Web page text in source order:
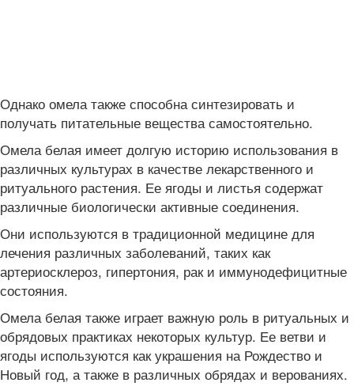
Однако омела также способна синтезировать и
получать питательные вещества самостоятельно.
Омела белая имеет долгую историю использования в
различных культурах в качестве лекарственного и
ритуального растения. Ее ягоды и листья содержат
различные биологически активные соединения.
Они используются в традиционной медицине для
лечения различных заболеваний, таких как
артериосклероз, гипертония, рак и иммунодефицитные
состояния.
Омела белая также играет важную роль в ритуальных и
обрядовых практиках некоторых культур. Ее ветви и
ягоды используются как украшения на Рождество и
Новый год, а также в различных обрядах и верованиях.